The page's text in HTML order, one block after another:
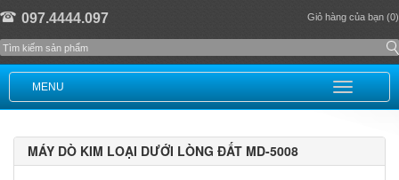
097.4444.097 Giỏ hàng của bạn (0)
MENU
MÁY DÒ KIM LOẠI DƯỚI LÒNG ĐẤT MD-5008